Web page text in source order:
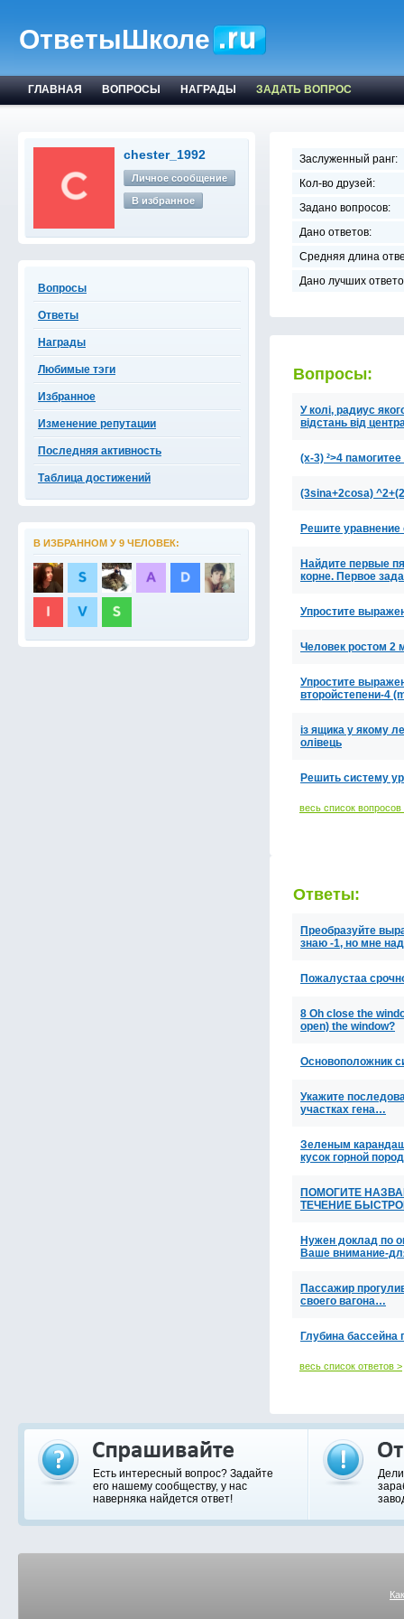
ОтветыШколе
ГЛАВНАЯ ВОПРОСЫ НАГРАДЫ ЗАДАТЬ ВОПРОС
chester_1992
Личное сообщение
В избранное
Вопросы
Ответы
Награды
Любимые тэги
Избранное
Изменение репутации
Последняя активность
Таблица достижений
В ИЗБРАННОМ У 9 ЧЕЛОВЕК:
Заслуженный ранг:
Кол-во друзей:
Задано вопросов:
Дано ответов:
Средняя длина
Дано лучших
Вопросы:
У колі, радиус
відстань від
(x-3) ²>4
(3sina+2cosa)
Решите уравнение
Найдите первые
корне. Первое
Упростите
Человек ростом 2
Упростите
второйстепени-4
із ящика у якому
олівець
Решить систему
весь список вопросов
Ответы:
Преобразуйте
знаю -1, но мне
Пожалустаа
8 Oh close the
open) the window?
Основоположник
Укажите
участках гена…
Зеленым
кусок горной
ПОМОГИТЕ
ТЕЧЕНИЕ
Нужен доклад по
Ваше внимание-
Пассажир
своего вагона…
Глубина бассейна
весь список ответов >
Есть интересный вопрос? Задайте
его нашему сообществу, у нас
наверняка найдется ответ!